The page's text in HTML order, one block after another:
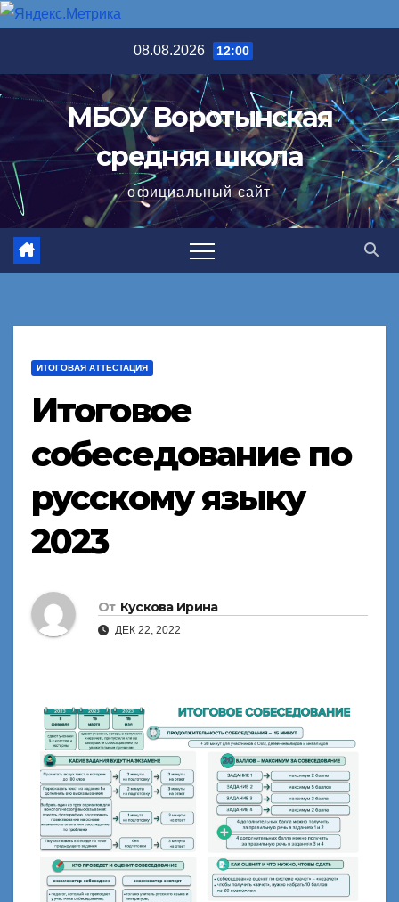
содержимому
08.08.2026 12:00
МБОУ Воротынская
средняя школа
официальный сайт
ИТОГОВАЯ АТТЕСТАЦИЯ
Итоговое
собеседование по
русскому языку
2023
От Кускова Ирина
ДЕК 22, 2022